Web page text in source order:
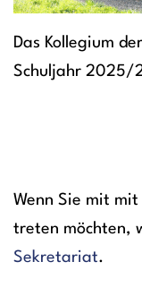
Das Kollegium
Schuljahr 2025/
Wenn Sie mit
treten möchten,
Sekretariat.